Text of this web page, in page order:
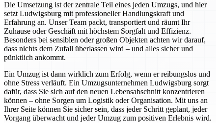
Die Umsetzung ist der zentrale Teil eines jeden Umzugs, und hier
setzt Ludwigsburg mit professioneller Handlungskraft und
Erfahrung an. Unser Team packt, transportiert und räumt Ihr
Zuhause oder Geschäft mit höchstem Sorgfalt und Effizienz.
Besonders bei sensiblen oder großen Objekten achten wir darauf,
dass nichts dem Zufall überlassen wird – und alles sicher und
pünktlich ankommt.
Ein Umzug ist dann wirklich zum Erfolg, wenn er reibungslos und
ohne Stress verläuft. Ein Umzugsunternehmen Ludwigsburg sorgt
dafür, dass Sie sich auf den neuen Lebensabschnitt konzentrieren
können – ohne Sorgen um Logistik oder Organisation. Mit uns an
Ihrer Seite können Sie sicher sein, dass jeder Schritt geplant, jeder
Vorgang überwacht und jeder Umzug zum positiven Erlebnis wird.